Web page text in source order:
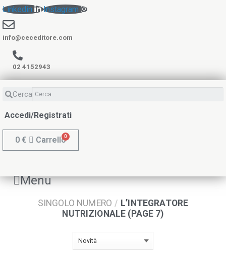
Linkedin Instagram
info@ceceditore.com
02 4152943
Cerca
Accedi/Registrati
0 € Carrello
Menu
SINGOLO NUMERO / L’INTEGRATORE
NUTRIZIONALE (PAGE 7)